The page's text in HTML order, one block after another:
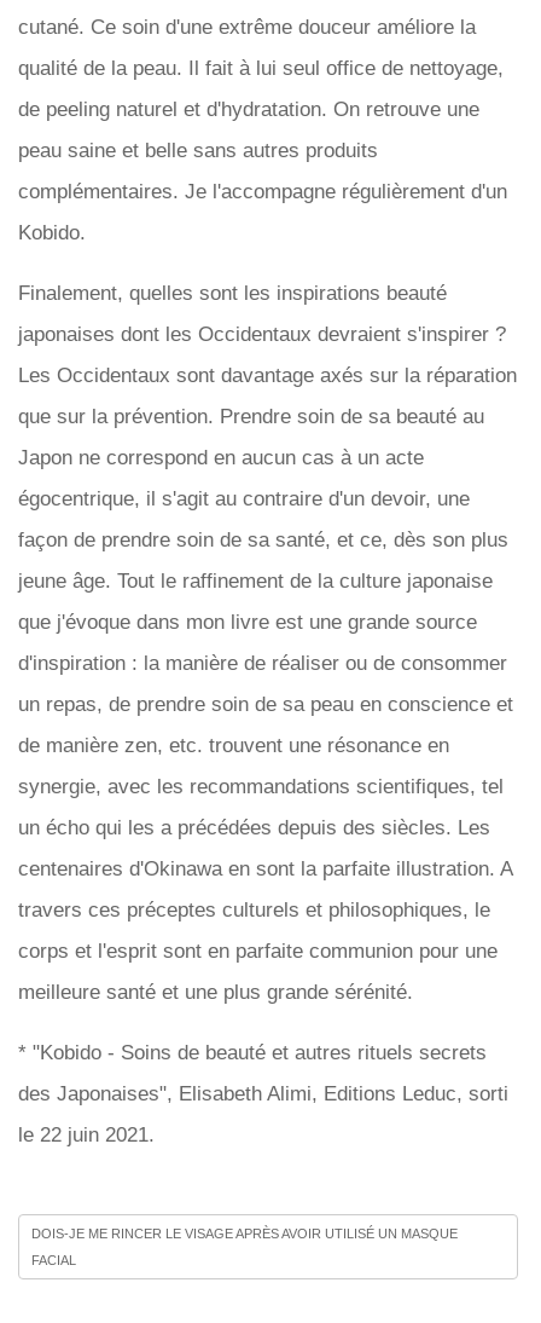
cutané. Ce soin d'une extrême douceur améliore la
qualité de la peau. Il fait à lui seul office de nettoyage,
de peeling naturel et d'hydratation. On retrouve une
peau saine et belle sans autres produits
complémentaires. Je l'accompagne régulièrement d'un
Kobido.
Finalement, quelles sont les inspirations beauté
japonaises dont les Occidentaux devraient s'inspirer ?
Les Occidentaux sont davantage axés sur la réparation
que sur la prévention. Prendre soin de sa beauté au
Japon ne correspond en aucun cas à un acte
égocentrique, il s'agit au contraire d'un devoir, une
façon de prendre soin de sa santé, et ce, dès son plus
jeune âge. Tout le raffinement de la culture japonaise
que j'évoque dans mon livre est une grande source
d'inspiration : la manière de réaliser ou de consommer
un repas, de prendre soin de sa peau en conscience et
de manière zen, etc. trouvent une résonance en
synergie, avec les recommandations scientifiques, tel
un écho qui les a précédées depuis des siècles. Les
centenaires d'Okinawa en sont la parfaite illustration. A
travers ces préceptes culturels et philosophiques, le
corps et l'esprit sont en parfaite communion pour une
meilleure santé et une plus grande sérénité.
* "Kobido - Soins de beauté et autres rituels secrets
des Japonaises", Elisabeth Alimi, Editions Leduc, sorti
le 22 juin 2021.
DOIS-JE ME RINCER LE VISAGE APRÈS AVOIR UTILISÉ UN MASQUE
FACIAL